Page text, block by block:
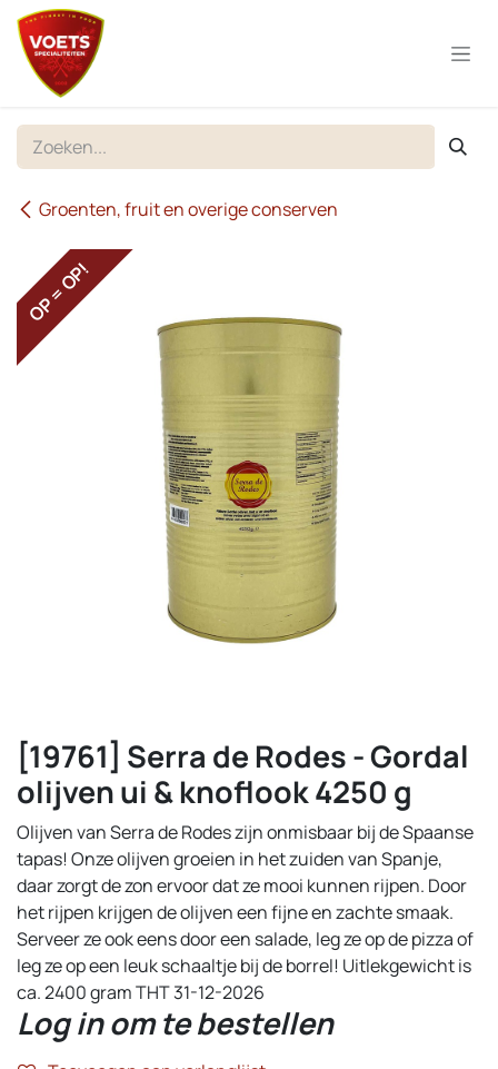
Overslaan naar inhoud
Groenten, fruit en overige conserven
OP = OP!
[19761] Serra de Rodes - Gordal
olijven ui & knoflook 4250 g
Olijven van Serra de Rodes zijn onmisbaar bij de Spaanse
tapas! Onze olijven groeien in het zuiden van Spanje,
daar zorgt de zon ervoor dat ze mooi kunnen rijpen. Door
het rijpen krijgen de olijven een fijne en zachte smaak.
Serveer ze ook eens door een salade, leg ze op de pizza of
leg ze op een leuk schaaltje bij de borrel! Uitlekgewicht is
ca. 2400 gram THT 31-12-2026
Log in om te bestellen